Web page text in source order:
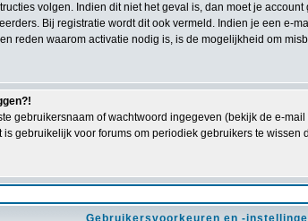
volgen. Indien dit niet het geval is, dan moet je
Bij registratie wordt dit ook vermeld. Indien je een e-
reden waarom activatie nodig is, is de mogelijkheid om
gebruikersnaam of wachtwoord ingegeven (bekijk de e-
gebruikelijk voor forums om periodiek gebruikers te
Gebruikersvoorkeuren en -